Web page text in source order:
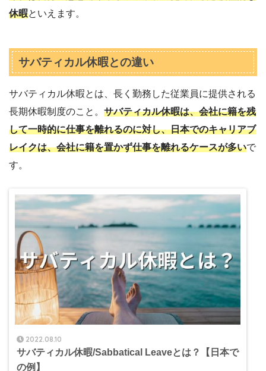
休暇といえます。
サバティカル休暇との違い
サバティカル休暇とは、長く勤務した従業員に提供される
長期休暇制度のこと。 サバティカル休暇は、会社に籍を残
して一時的に仕事を離れるのに対し、日本でのキャリアブ
レイクは、会社に籍を置かず仕事を離れるケースが多いで
す。
2022.08.10
サバティカル休暇/Sabbatical Leaveとは？【日本で
の例】